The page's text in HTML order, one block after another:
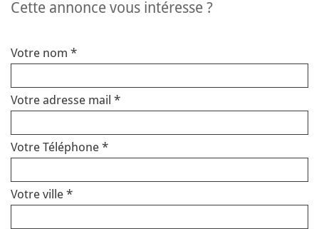
cette annonce vous intéresse ?
Votre nom *
Votre adresse mail *
Votre Téléphone *
Votre ville *